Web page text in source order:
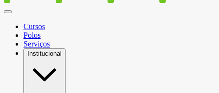
Cursos
Polos
Serviços
Institucional